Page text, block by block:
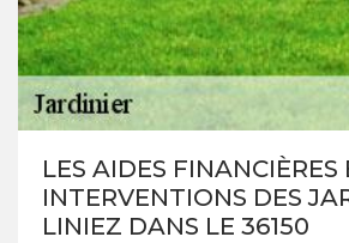
LES AIDES FINANCIÈRES
INTERVENTIONS DES
LINIEZ DANS LE 36150